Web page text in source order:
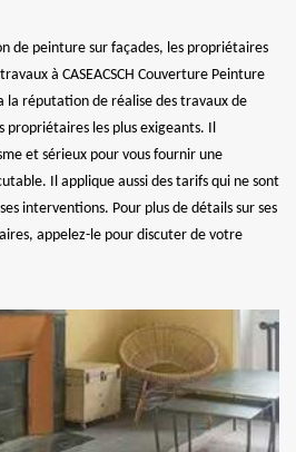
de peinture sur façades, les propriétaires
à CASEACSCH Couverture Peinture
la réputation de réalise des travaux de
les plus exigeants. Il
et sérieux pour vous fournir une
Il applique aussi des tarifs qui ne sont
interventions. Pour plus de détails sur ses
appelez-le pour discuter de votre